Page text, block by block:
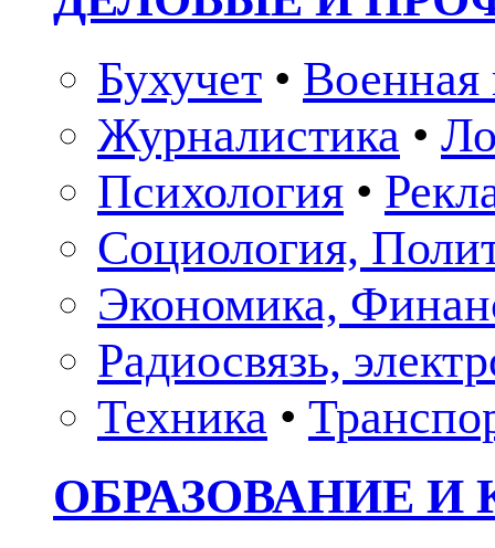
Бухучет • Военная
Журналистика •
Психология •
Социология,
Экономика,
Радиосвязь,
Техника •
ОБРАЗОВАНИЕ И